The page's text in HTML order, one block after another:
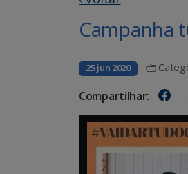
Campanha
25 jun 2020
Compartilhar: